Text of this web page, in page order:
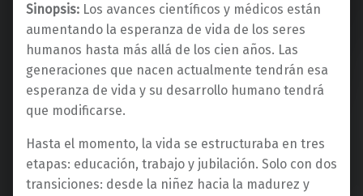
Sinopsis: Los avances científicos y médicos están
aumentando la esperanza de vida de los seres
humanos hasta más allá de los cien años. Las
generaciones que nacen actualmente tendrán esa
esperanza de vida y su desarrollo humano tendrá
que modificarse.
Hasta el momento, la vida se estructuraba en tres
etapas: educación, trabajo y jubilación. Solo con dos
transiciones: desde la niñez hacia la madurez y